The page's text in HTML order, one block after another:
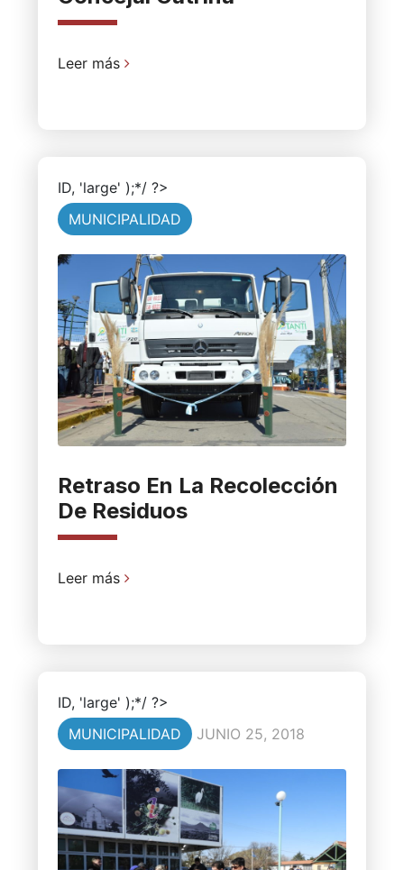
Leer más
ID, 'large' );*/ ?>
MUNICIPALIDAD
Retraso En La Recolección
De Residuos
Leer más
ID, 'large' );*/ ?>
MUNICIPALIDAD
JUNIO 25, 2018